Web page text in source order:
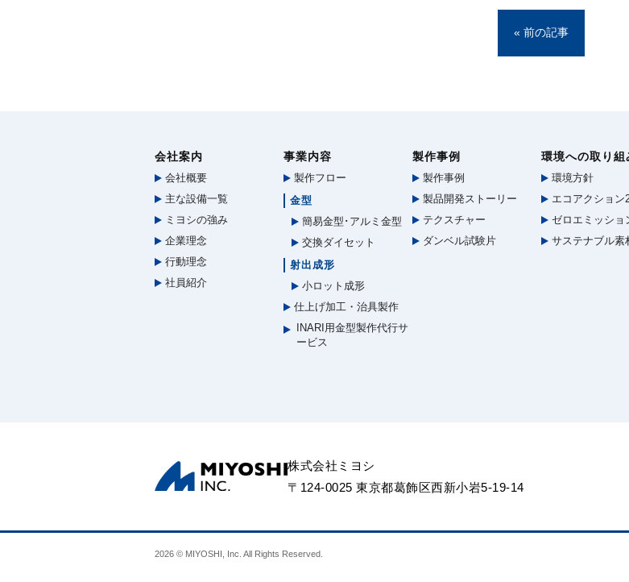
« 前の記事
会社案内
会社概要
主な設備一覧
ミヨシの強み
企業理念
行動理念
社員紹介
事業内容
製作フロー
金型
簡易金型･アルミ金型
交換ダイセット
射出成形
小ロット成形
仕上げ加工・治具製作
INARI用金型製作代行サ
ービス
製作事例
製作事例
製品開発ストーリー
テクスチャー
ダンベル試験片
環境への取り組
環境方針
エコアクション
ゼロエミッショ
サステナブル素
株式会社ミヨシ
〒124-0025 東京都葛飾区西新小岩5-19-14
2026 © MIYOSHI, Inc. All Rights Reserved.